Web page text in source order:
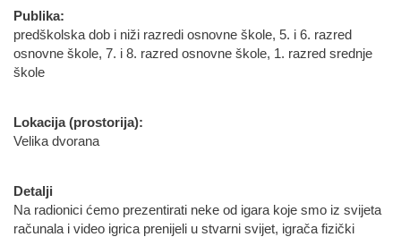
Publika:
predškolska dob i niži razredi osnovne škole, 5. i 6. razred
osnovne škole, 7. i 8. razred osnovne škole, 1. razred srednje
škole
Lokacija (prostorija):
Velika dvorana
Detalji
Na radionici ćemo prezentirati neke od igara koje smo iz svijeta
računala i video igrica prenijeli u stvarni svijet, igrača fizički